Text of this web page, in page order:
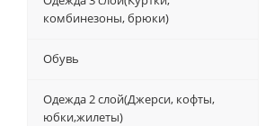
комбинезоны, брюки)
Обувь
Одежда 2 слой(Джерси, кофты,
юбки,жилеты)